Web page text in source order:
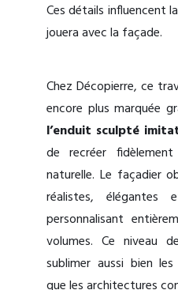
Ces détails influencent
jouera avec la façade.
Chez Décopierre, ce
encore plus marquée
l’enduit sculpté
de recréer
naturelle. Le façadier
réalistes,
personnalisant
volumes. Ce niveau
sublimer aussi bien